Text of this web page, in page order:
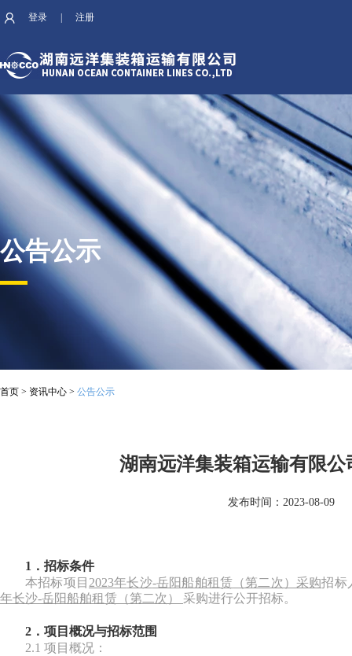
登录 注册
公告公示
首页 > 资讯中心 > 公告公示
湖南远洋集装箱运输有限
发布时间：2023-08-09
1．招标条件
本招标项目 2023年长沙-岳阳船舶租赁 （第二次）采购招标
年长沙-岳阳船舶租赁 （第二次） 采购进行公开招标。
2．项目概况与招标范围
2.1 项目概况：